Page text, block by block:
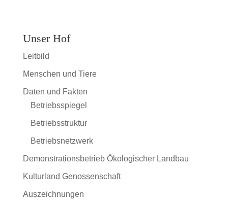
Unser Hof
Leitbild
Menschen und Tiere
Daten und Fakten
Betriebsspiegel
Betriebsstruktur
Betriebsnetzwerk
Demonstrationsbetrieb Ökologischer Landbau
Kulturland Genossenschaft
Auszeichnungen